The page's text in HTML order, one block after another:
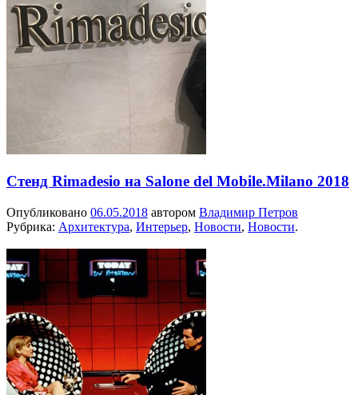
Стенд Rimadesio на Salone del Mobile.Milano 2018
Опубликовано 06.05.2018 автором Владимир Петров
Рубрика: Архитектура, Интерьер, Новости, Новости.